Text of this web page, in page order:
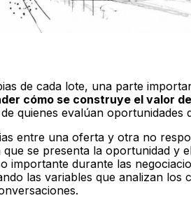
de cada lote, una parte
cómo se construye el valor
quienes evalúan
entre una oferta y otra no
se presenta la oportunidad y
importante durante las
las variables que analizan los